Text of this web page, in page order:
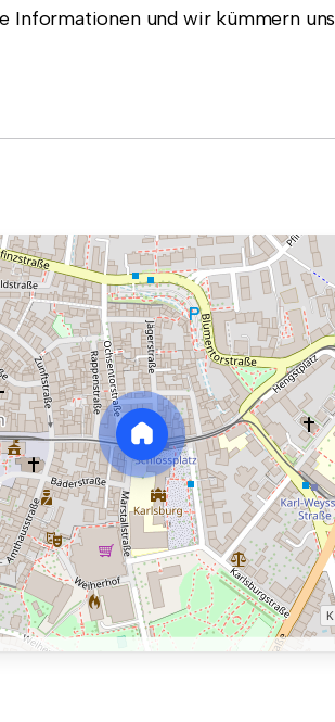
Informationen und wir kümmern uns